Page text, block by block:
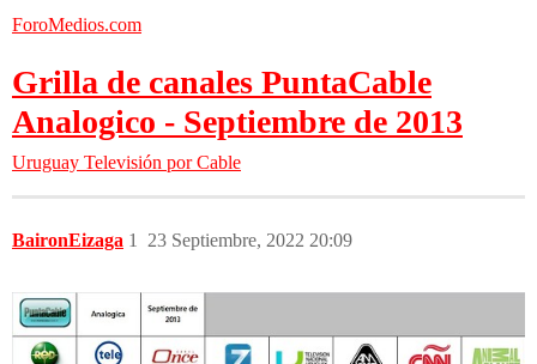
ForoMedios.com
Grilla de canales PuntaCable
Analogico - Septiembre de 2013
Uruguay Televisión por Cable
BaironEizaga 23 Septiembre, 2022 20:09
1